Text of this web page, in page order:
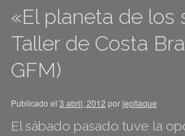
«El planeta de los
Taller de Costa
GFM)
Publicado el 3 abril, 2012 porjepflaque
El sábado pasado tuve la